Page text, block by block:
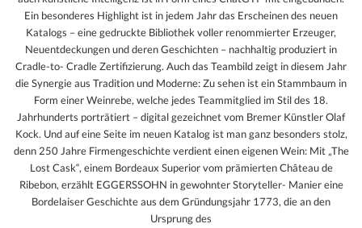
Ein besonderes Highlight ist in jedem Jahr das Erscheinen des neuen
Katalogs – eine gedruckte Bibliothek voller renommierter Erzeuger,
Neuentdeckungen und deren Geschichten – nachhaltig produziert in
Cradle-to- Cradle Zertifizierung. Auch das Teambild zeigt in diesem Jahr
die Synergie aus Tradition und Moderne: Zu sehen ist ein Stammbaum in
Form einer Weinrebe, welche jedes Teammitglied im Stil des 18.
Jahrhunderts porträtiert – digital gezeichnet vom Bremer Künstler Olaf
Kock. Und auf eine Seite im neuen Katalog ist man ganz besonders stolz,
denn 250 Jahre Firmengeschichte verdient einen eigenen Wein: Mit „The
Lost Cask“, einem Bordeaux Superior vom prämierten Château de
Ribebon, erzählt EGGERSSOHN in gewohnter Storyteller- Manier eine
Bordelaiser Geschichte aus dem Gründungsjahr 1773, die an den
Ursprung des